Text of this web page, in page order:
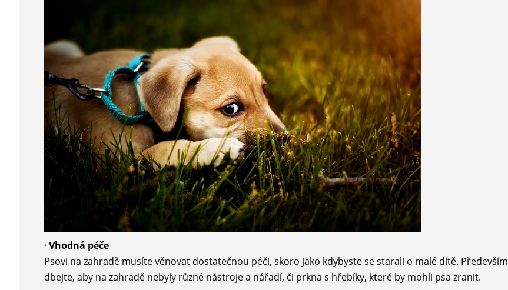
·Vhodná péče
Psovi na zahradě musíte věnovat dostatečnou péči, skoro jako kdybyste se starali o malé dítě. Především
dbejte, aby na zahradě nebyly různé nástroje a nářadí, či prkna s hřebíky, které by mohli psa zranit.